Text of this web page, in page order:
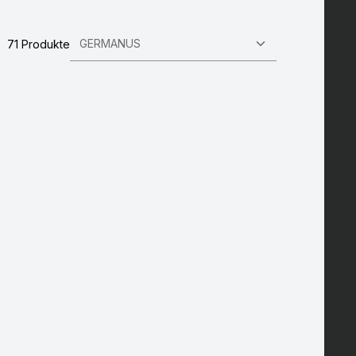
71 Produkte